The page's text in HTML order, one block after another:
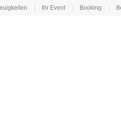
Ihr Event Booking